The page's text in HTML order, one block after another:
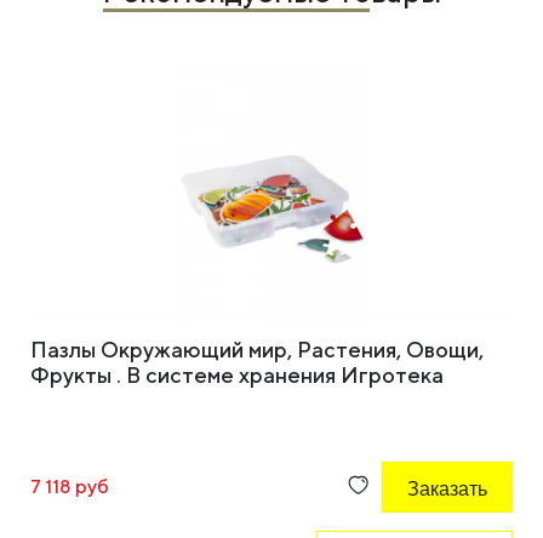
Пазлы Окружающий мир, Растения, Овощи,
Фрукты . В системе хранения Игротека
7 118 руб Заказать